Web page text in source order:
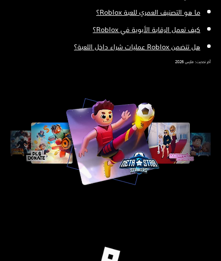
ما هو التصنيف العمري للعبة Roblox؟
كيف تعمل الرقابة الأبوية في Roblox؟
هل تتضمن Roblox عمليات شراء داخل اللعبة؟
تحديث: مارس 2026